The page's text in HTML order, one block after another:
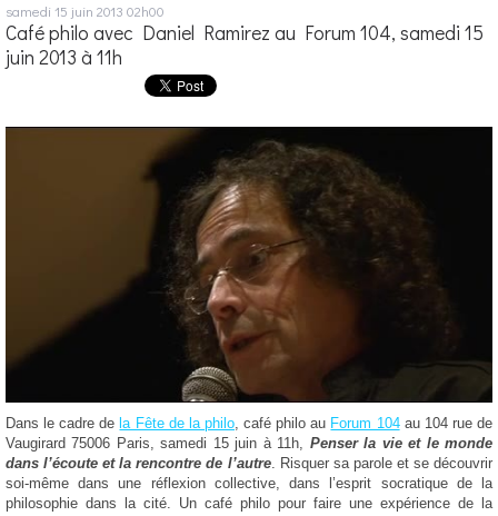
samedi 15 juin 2013 02h00
Café philo avec Daniel Ramirez au Forum 104, samedi 15
juin 2013 à 11h
Dans le cadre de la Fête de la philo, café philo au Forum 104 au 104 rue de
Vaugirard 75006 Paris, samedi 15 juin à 11h,
Penser la vie et le monde
dans l’écoute et la rencontre de l’autre. Risquer sa parole et se découvrir
soi-même dans une réflexion collective, dans l’esprit socratique de la
philosophie dans la cité. Un café philo pour faire une expérience de la